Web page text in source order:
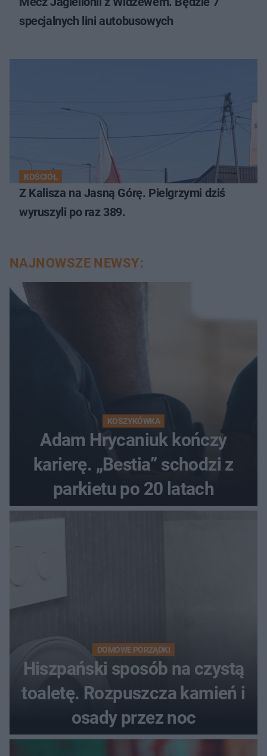
specjalnych lini autobusowych
KOŚCIÓŁ
Z Kalisza na Jasną Górę. Pielgrzymi dziś
wyruszyli po raz 389.
NAJNOWSZE NEWSY:
KOSZYKÓWKA
Adam Hrycaniuk kończy
karierę. „Bestia” schodzi z
parkietu po 20 latach
DOMOWE PORZĄDKI
Hiszpański sposób na czystą
toaletę. Rozpuszcza kamień i
osady przez noc